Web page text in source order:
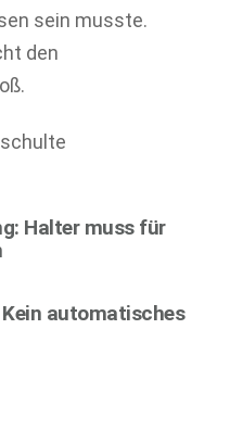
sein musste.
den
Halter muss für
Kein automatisches